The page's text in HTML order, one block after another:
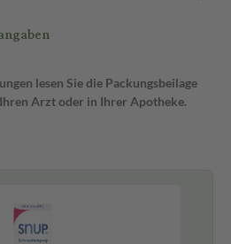
lesen Sie die Packungsbeilage
Arzt oder in Ihrer Apotheke.